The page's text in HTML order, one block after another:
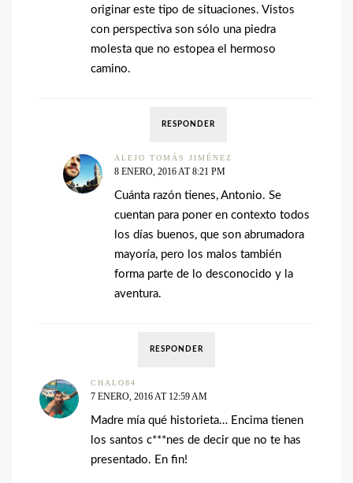
originar este tipo de situaciones. Vistos
con perspectiva son sólo una piedra
molesta que no estopea el hermoso
camino.
RESPONDER
ALEJO TOMÁS JIMÉNEZ
8 ENERO, 2016 AT 8:21 PM
Cuánta razón tienes, Antonio. Se
cuentan para poner en contexto todos
los días buenos, que son abrumadora
mayoría, pero los malos también
forma parte de lo desconocido y la
aventura.
RESPONDER
CHALO84
7 ENERO, 2016 AT 12:59 AM
Madre mía qué historieta… Encima tienen
los santos c***nes de decir que no te has
presentado. En fin!